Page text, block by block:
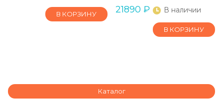
В КОРЗИНУ 21890 ₽ В наличии
В КОРЗИНУ
Каталог